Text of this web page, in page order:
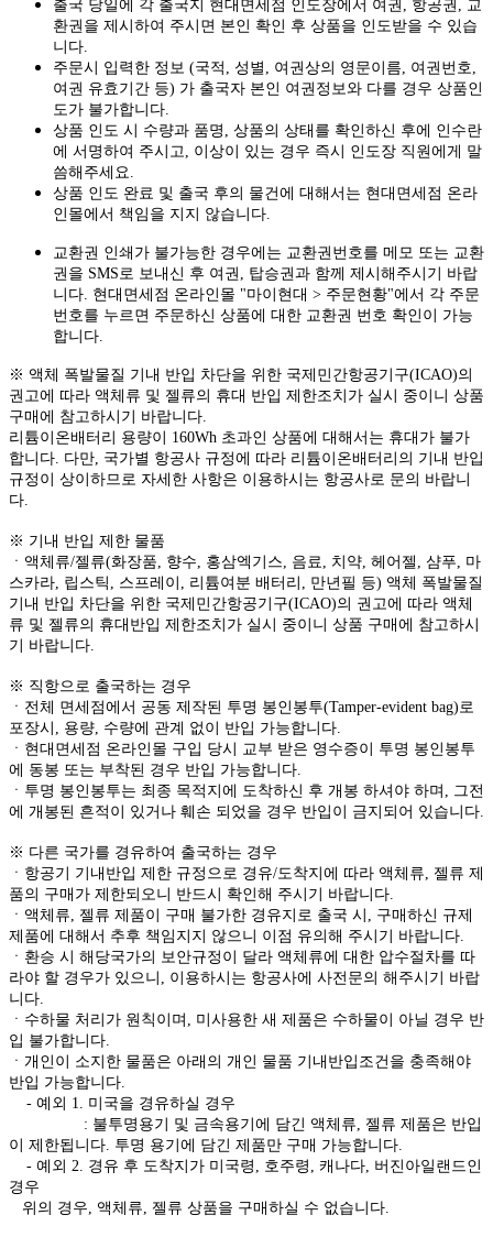
출국 당일에 각 출국지 현대면세점 인도장에서 여권, 항공권, 교
환권을 제시하여 주시면 본인 확인 후 상품을 인도받을 수 있습
니다.
주문시 입력한 정보 (국적, 성별, 여권상의 영문이름, 여권번호,
여권 유효기간 등) 가 출국자 본인 여권정보와 다를 경우 상품인
도가 불가합니다.
상품 인도 시 수량과 품명, 상품의 상태를 확인하신 후에 인수란
에 서명하여 주시고, 이상이 있는 경우 즉시 인도장 직원에게 말
씀해주세요.
상품 인도 완료 및 출국 후의 물건에 대해서는 현대면세점 온라
인몰에서 책임을 지지 않습니다.
교환권 인쇄가 불가능한 경우에는 교환권번호를 메모 또는 교환
권을 SMS로 보내신 후 여권, 탑승권과 함께 제시해주시기 바랍
니다. 현대면세점 온라인몰 "마이현대 > 주문현황"에서 각 주문
번호를 누르면 주문하신 상품에 대한 교환권 번호 확인이 가능
합니다.
※ 액체 폭발물질 기내 반입 차단을 위한 국제민간항공기구(ICAO)의
권고에 따라 액체류 및 젤류의 휴대 반입 제한조치가 실시 중이니 상품
구매에 참고하시기 바랍니다.
리튬이온배터리 용량이 160Wh 초과인 상품에 대해서는 휴대가 불가
합니다. 다만, 국가별 항공사 규정에 따라 리튬이온배터리의 기내 반입
규정이 상이하므로 자세한 사항은 이용하시는 항공사로 문의 바랍니
다.
※ 기내 반입 제한 물품
ㆍ액체류/젤류(화장품, 향수, 홍삼엑기스, 음료, 치약, 헤어젤, 샴푸, 마
스카라, 립스틱, 스프레이, 리튬여분 배터리, 만년필 등) 액체 폭발물질
기내 반입 차단을 위한 국제민간항공기구(ICAO)의 권고에 따라 액체
류 및 젤류의 휴대반입 제한조치가 실시 중이니 상품 구매에 참고하시
기 바랍니다.
※ 직항으로 출국하는 경우
ㆍ전체 면세점에서 공동 제작된 투명 봉인봉투(Tamper-evident bag)로
포장시, 용량, 수량에 관계 없이 반입 가능합니다.
ㆍ현대면세점 온라인몰 구입 당시 교부 받은 영수증이 투명 봉인봉투
에 동봉 또는 부착된 경우 반입 가능합니다.
ㆍ투명 봉인봉투는 최종 목적지에 도착하신 후 개봉 하셔야 하며, 그전
에 개봉된 흔적이 있거나 훼손 되었을 경우 반입이 금지되어 있습니다.
※ 다른 국가를 경유하여 출국하는 경우
ㆍ항공기 기내반입 제한 규정으로 경유/도착지에 따라 액체류, 젤류 제
품의 구매가 제한되오니 반드시 확인해 주시기 바랍니다.
ㆍ액체류, 젤류 제품이 구매 불가한 경유지로 출국 시, 구매하신 규제
제품에 대해서 추후 책임지지 않으니 이점 유의해 주시기 바랍니다.
ㆍ환승 시 해당국가의 보안규정이 달라 액체류에 대한 압수절차를 따
라야 할 경우가 있으니, 이용하시는 항공사에 사전문의 해주시기 바랍
니다.
ㆍ수하물 처리가 원칙이며, 미사용한 새 제품은 수하물이 아닐 경우 반
입 불가합니다.
ㆍ개인이 소지한 물품은 아래의 개인 물품 기내반입조건을 충족해야
반입 가능합니다.
- 예외 1. 미국을 경유하실 경우
: 불투명용기 및 금속용기에 담긴 액체류, 젤류 제품은 반입
이 제한됩니다. 투명 용기에 담긴 제품만 구매 가능합니다.
- 예외 2. 경유 후 도착지가 미국령, 호주령, 캐나다, 버진아일랜드인
경우
위의 경우, 액체류, 젤류 상품을 구매하실 수 없습니다.